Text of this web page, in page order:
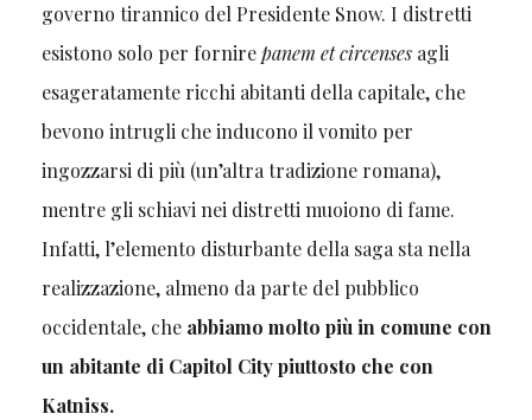
governo tirannico del Presidente Snow. I distretti
esistono solo per fornirepanem et circenses agli
esageratamente ricchi abitanti della capitale, che
bevono intrugli che inducono il vomito per
ingozzarsi di più (un’altra tradizione romana),
mentre gli schiavi nei distretti muoiono di fame.
Infatti, l’elemento disturbante della saga sta nella
realizzazione, almeno da parte del pubblico
occidentale, che abbiamo molto più in comune con
un abitante di Capitol City piuttosto che con
Katniss.